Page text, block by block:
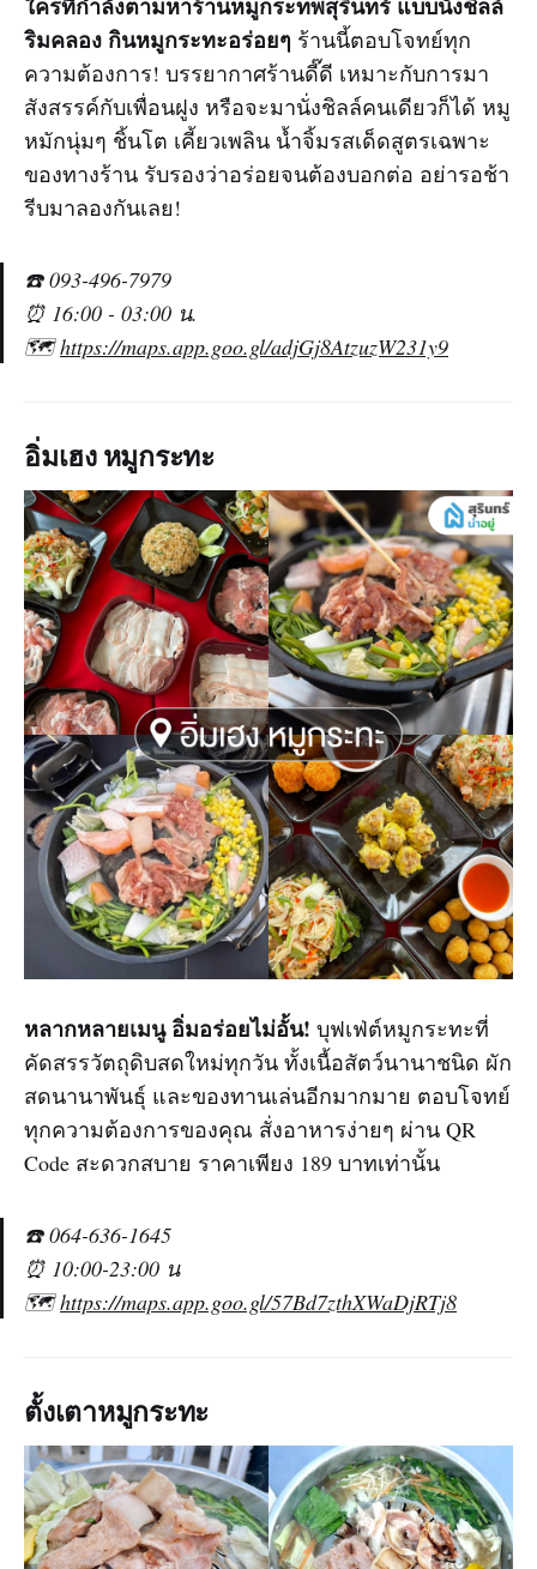
ริมคลอง กินหมูกระทะอร่อยๆ ร้านนี้ตอบโจทย์ทุก
ความต้องการ! บรรยากาศร้านดี๊ดี เหมาะกับการมา
สังสรรค์กับเพื่อนฝูง หรือจะมานั่งชิลล์คนเดียวก็ได้ หมู
หมักนุ่มๆ ชิ้นโต เคี้ยวเพลิน น้ำจิ้มรสเด็ดสูตรเฉพาะ
ของทางร้าน รับรองว่าอร่อยจนต้องบอกต่อ อย่ารอช้า
รีบมาลองกันเลย!
☎️ 093-496-7979
⏰ 16:00 - 03:00 น.
🗺️https://maps.app.goo.gl/adjGj8AtzuzW231y9
อิ่มเฮง หมูกระทะ
หลากหลายเมนู อิ่มอร่อยไม่อั้น! บุฟเฟ่ต์หมูกระทะที่
คัดสรรวัตถุดิบสดใหม่ทุกวัน ทั้งเนื้อสัตว์นานาชนิด ผัก
สดนานาพันธุ์ และของทานเล่นอีกมากมาย ตอบโจทย์
ทุกความต้องการของคุณ สั่งอาหารง่ายๆ ผ่าน QR
Code สะดวกสบาย ราคาเพียง 189 บาทเท่านั้น
☎️ 064-636-1645
⏰ 10:00-23:00 น
🗺️https://maps.app.goo.gl/57Bd7zthXWaDjRTj8
ตั้งเตาหมูกระทะ